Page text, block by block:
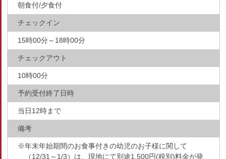
朝食付/夕食付
チェックイン
15時00分～18時00分
チェックアウト
10時00分
予約受付終了日時
当日12時まで
備考
※年末年始期間のお食事付きの幼児のお子様に関して
（12/31～1/3）は、現地にて別途1,500円(税別)料金が発